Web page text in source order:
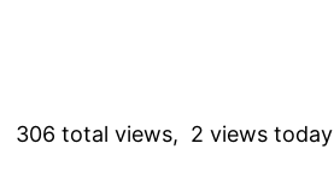
306 total views, 2 views today